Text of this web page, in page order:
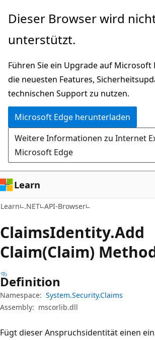
Zu
wechseln
Zur
springen
Dieser Browser wird
unterstützt.
Führen Sie ein Upgrade auf Microsoft
die neuesten Features,
technischen Support zu nutzen.
Microsoft Edge herunterladen
Weitere Informationen zu Internet
Microsoft Edge
Learn
Learn .NET API-Browser
ClaimsIdentity.Add
Claim(Claim)
Definition
Namespace: System.Security.Claims
Assembly: mscorlib.dll
Fügt dieser Anspruchsidentität einen